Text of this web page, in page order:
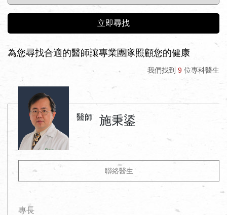
立即尋找
為您尋找合適的醫師讓專業團隊照顧您的健康
我們找到 9 位專科醫生
醫師 施秉鋈
聯絡醫生
專長